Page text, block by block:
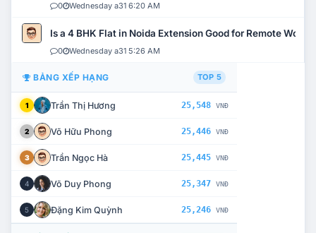
0 Wednesday a31 6:20 AM
Is a 4 BHK Flat in Noida Extension Good for Remote Work?
0 Wednesday a31 5:26 AM
BẢNG XẾP HẠNG TOP 5
1 Trần Thị Hương 25,548 VNĐ
2 Võ Hữu Phong 25,446 VNĐ
3 Trần Ngọc Hà 25,445 VNĐ
4 Võ Duy Phong 25,347 VNĐ
5 Đặng Kim Quỳnh 25,246 VNĐ